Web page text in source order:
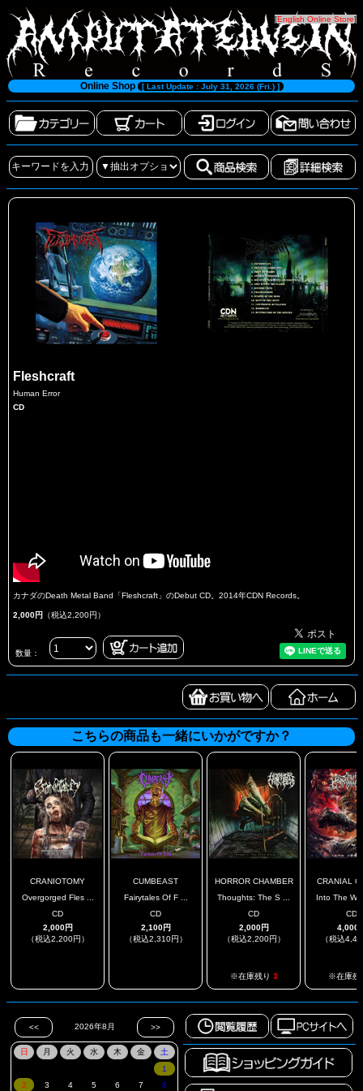
[English Online Store]
Online Shop [ Last Update : July 31, 2026 (Fri.) ]
Fleshcraft
Human Error
CD
カナダのDeath Metal Band「Fleshcraft」のDebut CD。2014年CDN Records。
2,000円 （税込2,200円）
数量：
こちらの商品も一緒にいかがですか？
CRANIOTOMY
Overgorged Fles ...
CD
2,000円
（税込2,200円）
CUMBEAST
Fairytales Of F ...
CD
2,100円
（税込2,310円）
HORROR CHAMBER
Thoughts: The S ...
CD
2,000円
（税込2,200円）
※在庫残り 3
CRANIAL
Into The
CD
4,000
（税込
※在庫残